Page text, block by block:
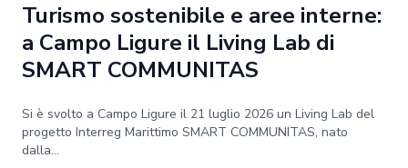
Turismo sostenibile e aree interne:
a Campo Ligure il Living Lab di
SMART COMMUNITAS
Si è svolto a Campo Ligure il 21 luglio 2026 un Living Lab del
progetto Interreg Marittimo SMART COMMUNITAS, nato
dalla...